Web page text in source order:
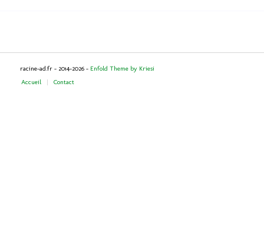
racine-ad.fr - 2014-2026 - Enfold Theme by Kriesi
Accueil
Contact